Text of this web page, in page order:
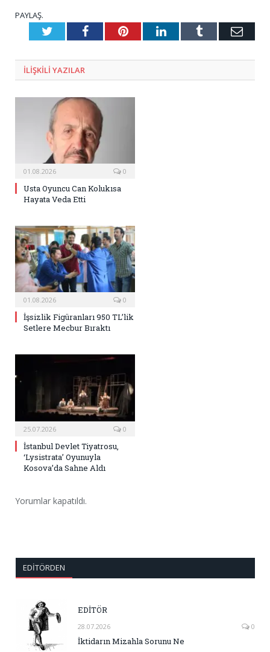
PAYLAŞ.
TwitterFacebookPinterestLinkedInTumblr E-
ILIŞKILI YAZILAR
01.08.2026 0
Usta Oyuncu Can Kolukısa
Hayata Veda Etti
01.08.2026 0
İşsizlik Figüranları 950 TL’lik
Setlere Mecbur Bıraktı
25.07.2026 0
İstanbul Devlet Tiyatrosu,
‘Lysistrata’ Oyunuyla
Kosova’da Sahne Aldı
Yorumlar kapatıldı.
EDITÖRDEN
EDİTÖR
28.07.2026 0
İktidarın Mizahla Sorunu Ne